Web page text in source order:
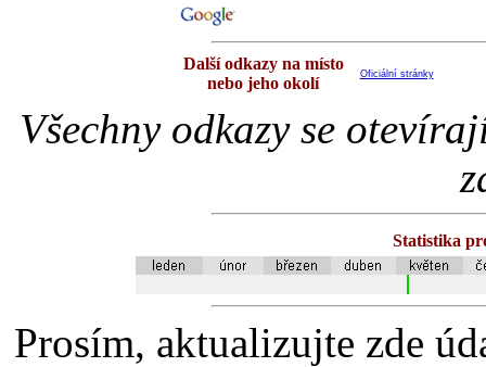
Další odkazy na místo
nebo jeho okolí
Oficiální stránky
Všechny odkazy se
Statistika
Prosím, aktualizujte zde